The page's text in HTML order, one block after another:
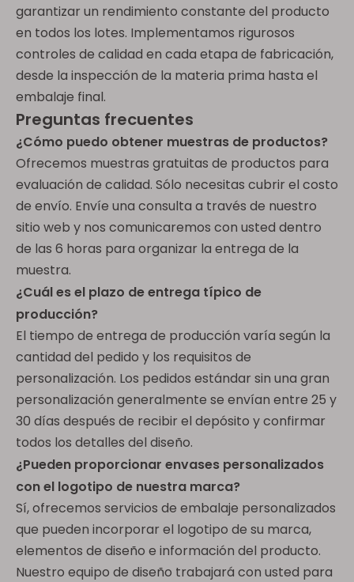
garantizar un rendimiento constante del producto
en todos los lotes. Implementamos rigurosos
controles de calidad en cada etapa de fabricación,
desde la inspección de la materia prima hasta el
embalaje final.
Preguntas frecuentes
¿Cómo puedo obtener muestras de productos?
Ofrecemos muestras gratuitas de productos para
evaluación de calidad. Sólo necesitas cubrir el costo
de envío. Envíe una consulta a través de nuestro
sitio web y nos comunicaremos con usted dentro
de las 6 horas para organizar la entrega de la
muestra.
¿Cuál es el plazo de entrega típico de
producción?
El tiempo de entrega de producción varía según la
cantidad del pedido y los requisitos de
personalización. Los pedidos estándar sin una gran
personalización generalmente se envían entre 25 y
30 días después de recibir el depósito y confirmar
todos los detalles del diseño.
¿Pueden proporcionar envases personalizados
con el logotipo de nuestra marca?
Sí, ofrecemos servicios de embalaje personalizados
que pueden incorporar el logotipo de su marca,
elementos de diseño e información del producto.
Nuestro equipo de diseño trabajará con usted para